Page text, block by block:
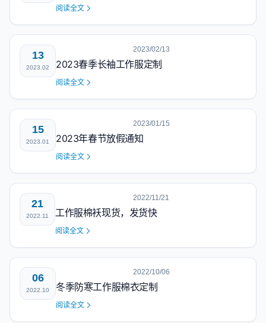
阅读全文
13
2023.02
2023/02/13
2023春季长袖工作服定制
阅读全文
15
2023.01
2023/01/15
2023年春节放假通知
阅读全文
21
2022.11
2022/11/21
工作服棉袄现货，发货快
阅读全文
06
2022.10
2022/10/06
冬季防寒工作服棉衣定制
阅读全文